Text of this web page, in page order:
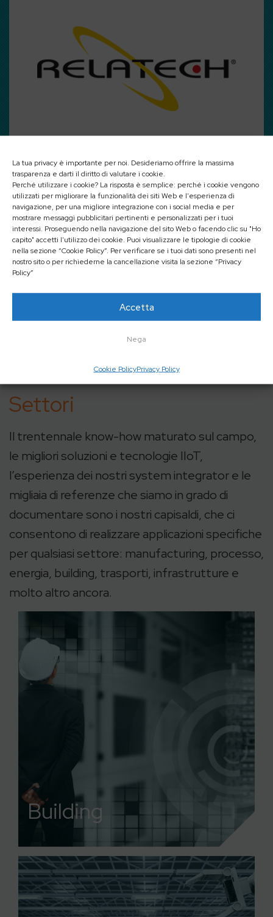
La tua privacy è importante per noi. Desideriamo offrire la massima
trasparenza e darti il diritto di valutare i cookie.
Perché utilizzare i cookie? La risposta è semplice: perché i cookie vengono
utilizzati per migliorare la funzionalità dei siti Web e l'esperienza di
navigazione, per una migliore integrazione con i social media e per
mostrare messaggi pubblicitari pertinenti e personalizzati per i tuoi
interessi. Proseguendo nella navigazione del sito Web o facendo clic su "Ho
capito" accetti l'utilizzo dei cookie. Puoi visualizzare le tipologie di cookie
nella sezione “Cookie Policy”. Per verificare se i tuoi dati sono presenti nel
nostro sito o per richiederne la cancellazione visita la sezione “Privacy
Policy”
Accetta
Nega
Cookie PolicyPrivacy Policy
20 Gennaio 2027
Corso Regolamento Macchine UE
2023/1230: Verso la
Cybersecurity e Conformità
Digital
Scopri il corso
Settori
Il trentennale know-how maturato sul campo,
le migliori soluzioni e tecnologie IIoT,
l’esperienza dei nostri system integrator e le
migliaia di referenze che siamo in grado di
documentare sono i nostri capisaldi, che ci
consentono di realizzare applicazioni specifiche
per qualsiasi settore: manufacturing, processo,
energia, building, trasporti, infrastrutture e
molto altro ancora.
Building